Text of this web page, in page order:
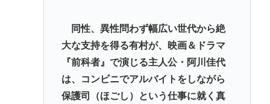
同性、異性問わず幅広い世代から絶
大な支持を得る有村が、映画＆ドラマ
『前科者』で演じる主人公・阿川佳代
は、コンビニでアルバイトをしながら
保護司（ほごし）という仕事に就く真